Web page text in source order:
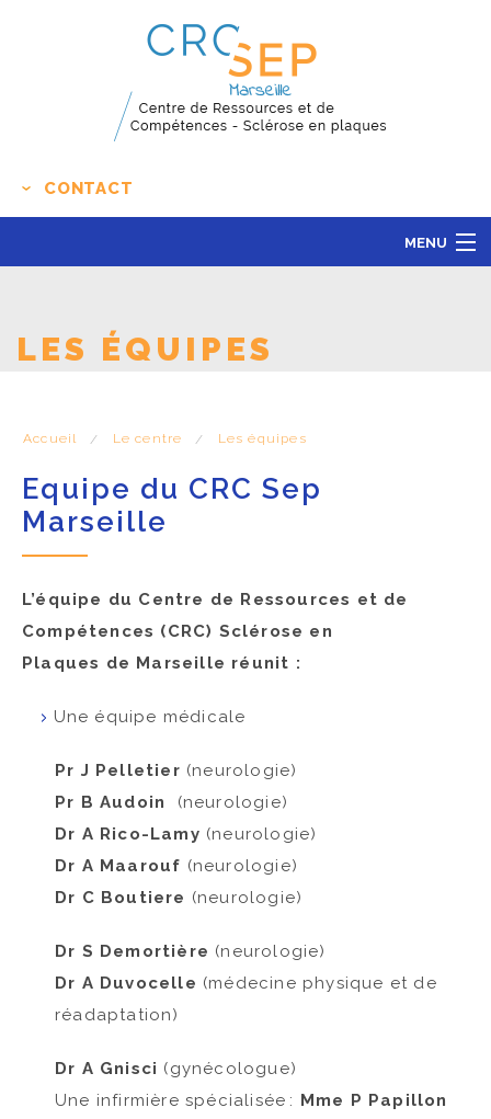
CONTACT
MENU
ACTUALITÉS
ACCÈS PRO
LES ÉQUIPES
Accueil Le centre Les équipes
Equipe du CRC Sep
Marseille
L’équipe du Centre de Ressources et de
Compétences (CRC) Sclérose en
Plaques de Marseille réunit :
Une équipe médicale
Pr J Pelletier (neurologie)
Pr B Audoin
(neurologie)
Dr A Rico-Lamy (neurologie)
Dr A Maarouf (neurologie)
Dr C Boutiere (neurologie)
Dr S Demortière (neurologie)
Dr A Duvocelle (médecine physique et de
réadaptation)
Dr A Gnisci (gynécologue)
Une infirmière spécialisée : Mme P Papillon